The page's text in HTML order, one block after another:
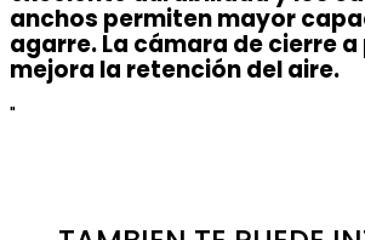
anchos permiten mayor
agarre. La cámara de cierre
mejora la retención del aire.
"